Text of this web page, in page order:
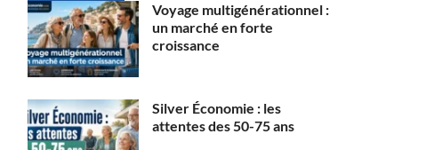
Voyage multigénérationnel :
un marché en forte
croissance
Silver Économie : les
attentes des 50-75 ans